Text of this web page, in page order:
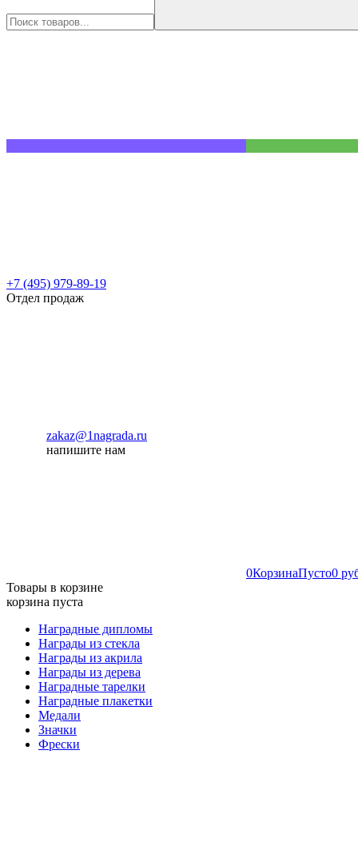
+7 (495) 979-89-19
Отдел продаж
zakaz@1nagrada.ru
напишите нам
0КорзинаПусто0
Товары в корзине
корзина пуста
Наградные дипломы
Награды из стекла
Награды из акрила
Награды из дерева
Наградные тарелки
Наградные плакетки
Медали
Значки
Фрески